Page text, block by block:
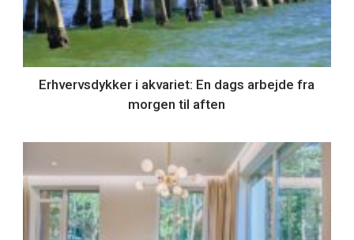
Erhvervsdykker i akvariet: En dags arbejde fra
morgen til aften